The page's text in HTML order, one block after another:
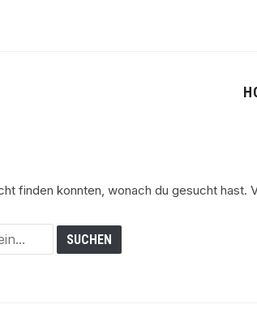
finden konnten, wonach du gesucht hast.